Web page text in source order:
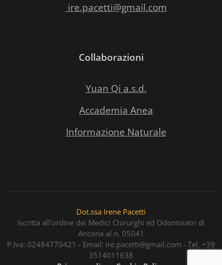
ire.pacetti@gmail.com
Collaborazioni
Yuan Qi a.s.d.
Accademia Anea
Informazione Naturale
Dot.ssa Irene Pacetti
Iscritta all'ordine dei Medici Chirurghi ed Odontoiatri di
Ancona al n. 05041
P.Iva: 02484770421 - Email: ire.pacetti@gmail.com - Tel. +39
3514011638